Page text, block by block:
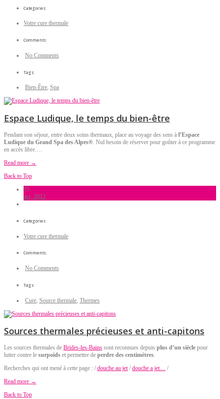
Categories:
Votre cure thermale
Comments:
No Comments
Tags:
Bien-Être, Spa
Espace Ludique, le temps du bien-être
Pendant son séjour, entre deux soins thermaux, place au voyage des sens à l’Espace
Ludique du Grand Spa des Alpes®. Nul besoin de réserver pour goûter à ce programme
en accès libre.…
Read more →
Back to Top
25
avr, 2012
Categories:
Votre cure thermale
Comments:
No Comments
Tags:
Cure Source thermale Thermes
Sources thermales précieuses et anti-capitons
Les sources thermales de Brides-les-Bains sont reconnues depuis plus d’un siècle pour
lutter contre le surpoids et permettre de perdre des centimètres.
Recherches qui ont mené à cette page : / douche au jet/ douche a jet… /
Read more →
Back to Top